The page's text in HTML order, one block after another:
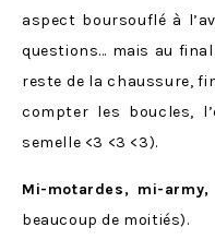
aspect boursouflé à
questions… mais au
reste de la chaussure,
compter les boucles,
semelle <3 <3 <3).
Mi-motardes, mi-
beaucoup de moitiés).